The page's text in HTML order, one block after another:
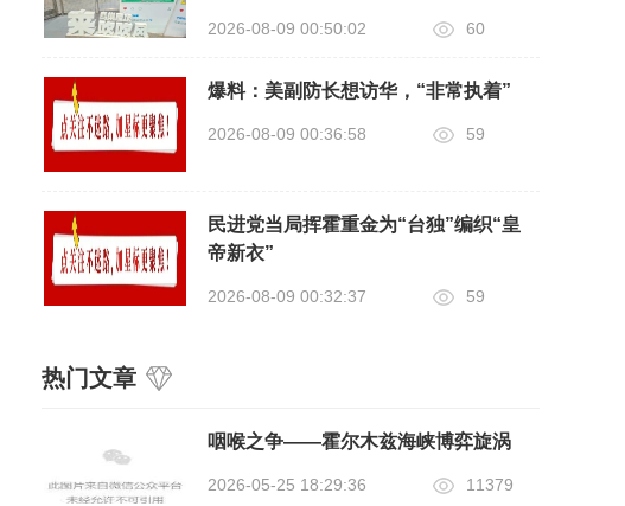
2026-08-09 00:50:02 60
爆料：美副防长想访华，“非常执着”
2026-08-09 00:36:58 59
民进党当局挥霍重金为“台独”编织“皇
帝新衣”
2026-08-09 00:32:37 59
热门文章
咽喉之争——霍尔木兹海峡博弈旋涡
2026-05-25 18:29:36 11379